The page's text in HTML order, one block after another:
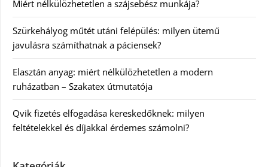
Miért nélkülözhetetlen a szájsebész munkája?
Szürkehályog műtét utáni felépülés: milyen ütemű
javulásra számíthatnak a páciensek?
Elasztán anyag: miért nélkülözhetetlen a modern
ruházatban – Szakatex útmutatója
Qvik fizetés elfogadása kereskedőknek: milyen
feltételekkel és díjakkal érdemes számolni?